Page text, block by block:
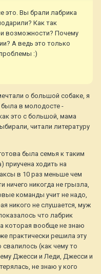
это. Вы брали лабрика
Как так
возможности? Почему
А ведь это только
:)
о большой собаке, я
в молодосте -
это с большой, мама
читали литературу
была семья к таким
приучена ходить на
в 10 раз меньше чем
ничего никогда не грызла,
команды учит не надо,
никого не слушается, муж
что лабрик
которая вообще не знаю
практически решила эту
свалилось (как чему то
Джесси и Леди, Джесси и
не знаю у кого